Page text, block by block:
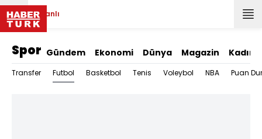
Canlı
Spor Gündem Ekonomi Dünya Magazin Kadın
Transfer Futbol Basketbol Tenis Voleybol NBA Puan